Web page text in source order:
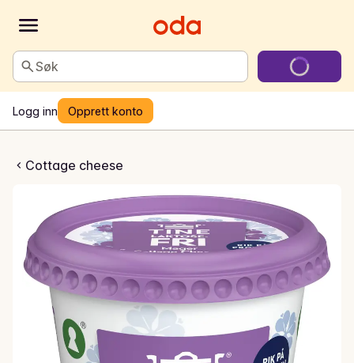
Søk
Logg inn Opprett konto
Cottage cheese
Cheese